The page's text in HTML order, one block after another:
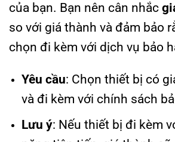
của bạn. Bạn nên cân nhắc
so với giá thành và đảm bảo
chọn đi kèm với dịch vụ bảo
Yêu cầu: Chọn thiết bị có
và đi kèm với chính sách
Lưu ý: Nếu thiết bị đi kèm